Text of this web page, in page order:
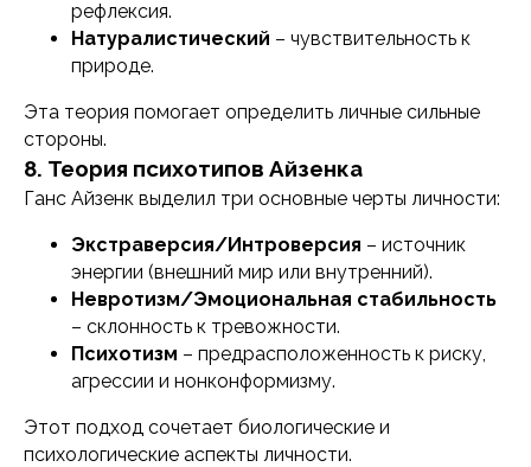
рефлексия.
Натуралистический – чувствительность к
природе.
Эта теория помогает определить личные сильные
стороны.
8. Теория психотипов Айзенка
Ганс Айзенк выделил три основные черты личности:
Экстраверсия/Интроверсия – источник
энергии (внешний мир или внутренний).
Невротизм/Эмоциональная стабильность
– склонность к тревожности.
Психотизм – предрасположенность к риску,
агрессии и нонконформизму.
Этот подход сочетает биологические и
психологические аспекты личности.
Сведения об образовательной
Политика конфиденциальности
Публичная оферта
Политика в отношении обработки
персональных данных
Согласие на обработку персональных
данных
Согласие на обработку файлов cookie